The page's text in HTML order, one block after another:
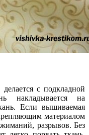
делается с подкладной
накладывается на
Если вышиваемая
материалом
разрывов. Без